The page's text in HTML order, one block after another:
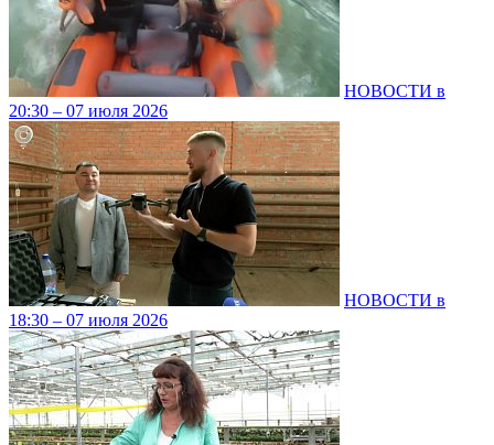
НОВОСТИ в
20:30 – 07 июля 2026
НОВОСТИ в
18:30 – 07 июля 2026